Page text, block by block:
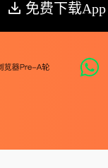
免费下载App